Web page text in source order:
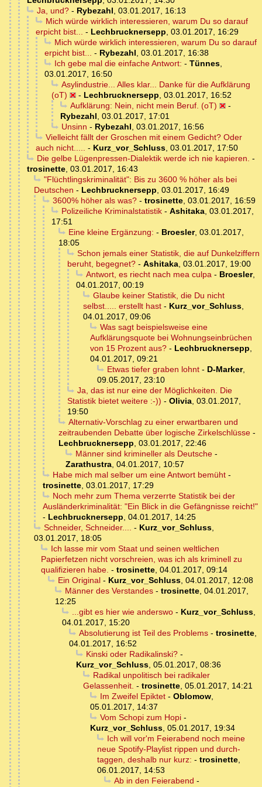
Ja, und?- Rybezahl, 03.01.2017, 16:13
Mich würde wirklich interessieren, warum Du so darauf
erpicht bist... - Lechbrucknersepp, 03.01.2017, 16:29
Mich würde wirklich interessieren, warum Du so darauf
erpicht bist... - Rybezahl, 03.01.2017, 16:38
Ich gebe mal die einfache Antwort: - Tünnes,
03.01.2017, 16:50
Asylindustrie... Alles klar... Danke für die Aufklärung
(oT)
- Lechbrucknersepp, 03.01.2017, 16:52
Aufklärung: Nein, nicht mein Beruf. (oT)
-
Rybezahl, 03.01.2017, 17:01
Unsinn - Rybezahl, 03.01.2017, 16:56
Vielleicht fällt der Groschen mit einem Gedicht? Oder
auch nicht..... - Kurz_vor_Schluss, 03.01.2017, 17:50
Die gelbe Lügenpressen-Dialektik werde ich nie kapieren. -
trosinette, 03.01.2017, 16:43
"Flüchtlingskriminalität": Bis zu 3600 % höher als bei
Deutschen - Lechbrucknersepp, 03.01.2017, 16:49
3600% höher als was?- trosinette, 03.01.2017, 16:59
Polizeiliche Kriminalstatistik- Ashitaka, 03.01.2017,
17:51
Eine kleine Ergänzung: - Broesler, 03.01.2017,
18:05
Schon jemals einer Statistik, die auf Dunkelziffern
beruht, begegnet? - Ashitaka, 03.01.2017, 19:00
Antwort, es riecht nach mea culpa- Broesler,
04.01.2017, 00:19
Glaube keiner Statistik, die Du nicht
selbst..... erstellt hast - Kurz_vor_Schluss,
04.01.2017, 09:06
Was sagt beispielsweise eine
Aufklärungsquote bei Wohnungseinbrüchen
von 15 Prozent aus? - Lechbrucknersepp,
04.01.2017, 09:21
Etwas tiefer graben lohnt- D-Marker,
09.05.2017, 23:10
Ja, das ist nur eine der Möglichkeiten. Die
Statistik bietet weitere :-)) - Olivia, 03.01.2017,
19:50
Alternativ-Vorschlag zu einer erwartbaren und
zeitraubenden Debatte über logische Zirkelschlüsse -
Lechbrucknersepp, 03.01.2017, 22:46
Männer sind krimineller als Deutsche-
Zarathustra, 04.01.2017, 10:57
Habe mich mal selber um eine Antwort bemüht-
trosinette, 03.01.2017, 17:29
Noch mehr zum Thema verzerrte Statistik bei der
Ausländerkriminalität: "Ein Blick in die Gefängnisse reicht!"
- Lechbrucknersepp, 04.01.2017, 14:25
Schneider, Schneider.... - Kurz_vor_Schluss,
03.01.2017, 18:05
Ich lasse mir vom Staat und seinen weltlichen
Papierfetzen nicht vorschreien, was ich als kriminell zu
qualifizieren habe. - trosinette, 04.01.2017, 09:14
Ein Original- Kurz_vor_Schluss, 04.01.2017, 12:08
Männer des Verstandes- trosinette, 04.01.2017,
12:25
...gibt es hier wie anderswo- Kurz_vor_Schluss,
04.01.2017, 15:20
Absolutierung ist Teil des Problems- trosinette,
04.01.2017, 16:52
Kinski oder Radikalinski?-
Kurz_vor_Schluss, 05.01.2017, 08:36
Radikal unpolitisch bei radikaler
Gelassenheit. - trosinette, 05.01.2017, 14:21
Im Zweifel Epiktet- Oblomow,
05.01.2017, 14:37
Vom Schopi zum Hopi-
Kurz_vor_Schluss, 05.01.2017, 19:34
Ich will vor'm Feierabend noch meine
neue Spotify-Playlist rippen und durch-
taggen, deshalb nur kurz: - trosinette,
06.01.2017, 14:53
Ab in den Feierabend -